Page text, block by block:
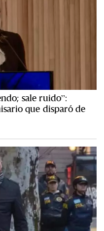
sale ruido”:
que disparó de